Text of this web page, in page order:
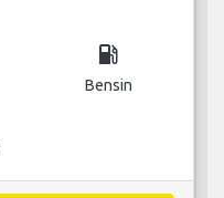
local_gas_station
Bensin